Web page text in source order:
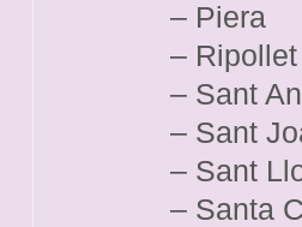
– Piera
– Ripollet
– Sant
– Sant
– Sant
– Santa